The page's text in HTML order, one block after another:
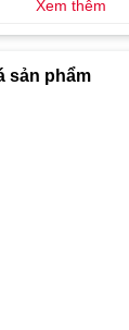
Xem thêm
sản phẩm